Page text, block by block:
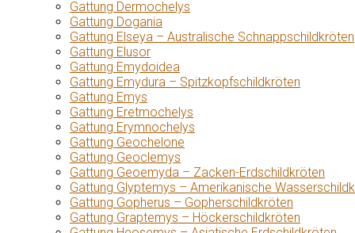
Gattung Dermochelys
Gattung Dogania
Gattung Elseya – Australische Schnappschildkröten
Gattung Elusor
Gattung Emydoidea
Gattung Emydura – Spitzkopfschildkröten
Gattung Emys
Gattung Eretmochelys
Gattung Erymnochelys
Gattung Geochelone
Gattung Geoclemys
Gattung Geoemyda – Zacken-Erdschildkröten
Gattung Glyptemys – Amerikanische
Gattung Gopherus – Gopherschildkröten
Gattung Graptemys – Höckerschildkröten